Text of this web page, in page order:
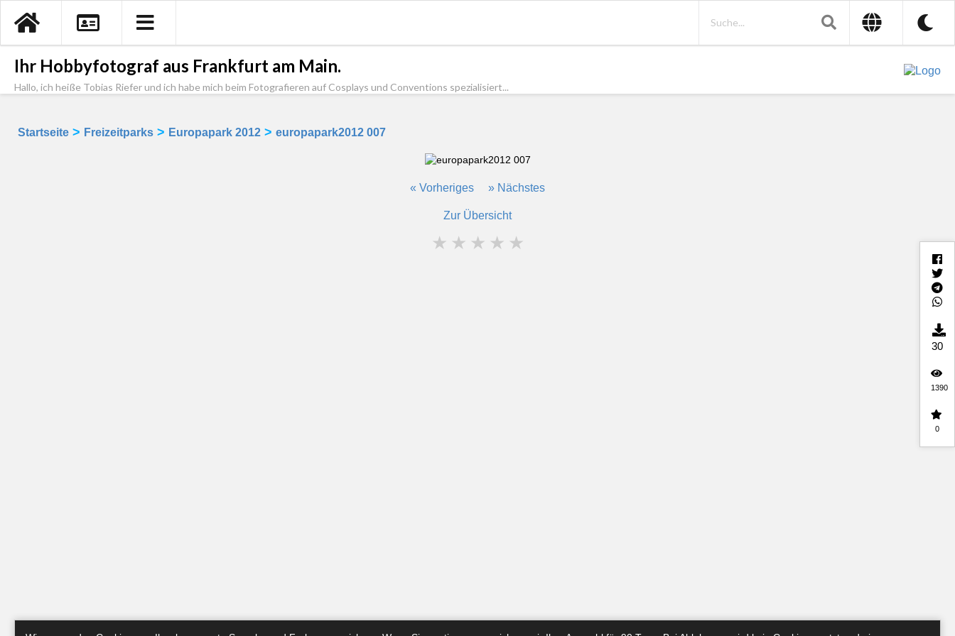
Ihr Hobbyfotograf aus Frankfurt am Main.
Hallo, ich heiße Tobias Riefer und ich habe mich beim Fotografieren auf Cosplays und Conventions spezialisiert...
Startseite > Freizeitparks > Europapark 2012 > europapark2012 007
« Vorheriges » Nächstes
Zur Übersicht
★ ★ ★ ★ ★
30
1390
0